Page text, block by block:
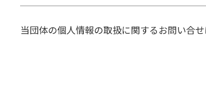
当団体の個人情報の取扱に関するお問い合せ